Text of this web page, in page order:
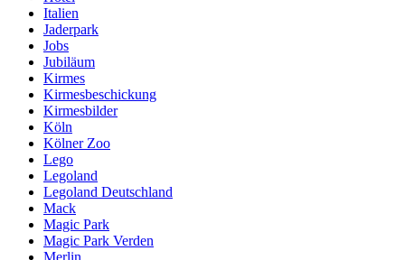
Italien
Jaderpark
Jobs
Jubiläum
Kirmes
Kirmesbeschickung
Kirmesbilder
Köln
Kölner Zoo
Lego
Legoland
Legoland Deutschland
Mack
Magic Park
Magic Park Verden